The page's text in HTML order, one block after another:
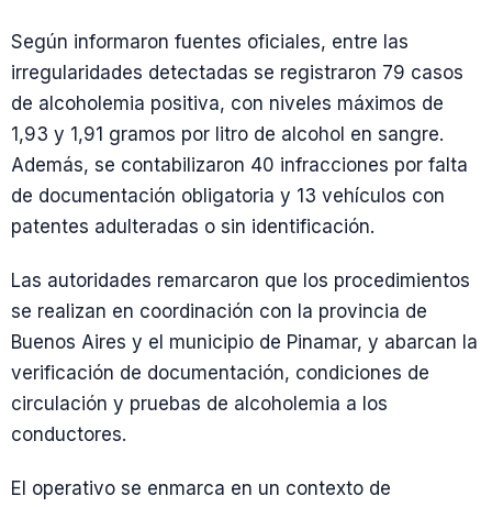
Según informaron fuentes oficiales, entre las
irregularidades detectadas se registraron 79 casos
de alcoholemia positiva, con niveles máximos de
1,93 y 1,91 gramos por litro de alcohol en sangre.
Además, se contabilizaron 40 infracciones por falta
de documentación obligatoria y 13 vehículos con
patentes adulteradas o sin identificación.
Las autoridades remarcaron que los procedimientos
se realizan en coordinación con la provincia de
Buenos Aires y el municipio de Pinamar, y abarcan la
verificación de documentación, condiciones de
circulación y pruebas de alcoholemia a los
conductores.
El operativo se enmarca en un contexto de